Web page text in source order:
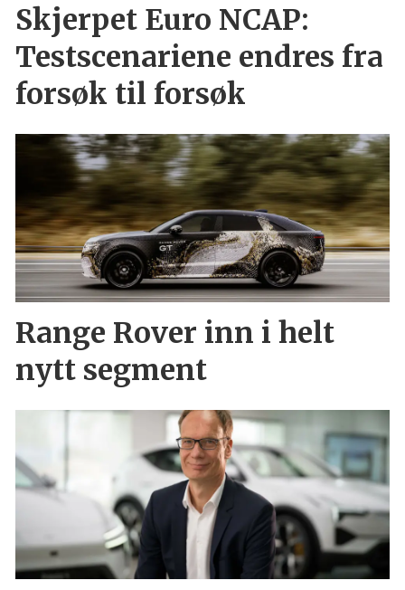
Skjerpet Euro NCAP:
Testscenariene endres fra
forsøk til forsøk
Range Rover inn i helt
nytt segment